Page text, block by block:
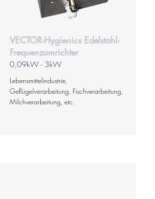
VECTOR-Hygienics Edelstahl-
Frequenzumrichter
0,09kW - 3kW
Lebensmittelindustrie,
Geflügelverarbeitung, Fischverarbeitung,
Milchverarbeitung, etc.